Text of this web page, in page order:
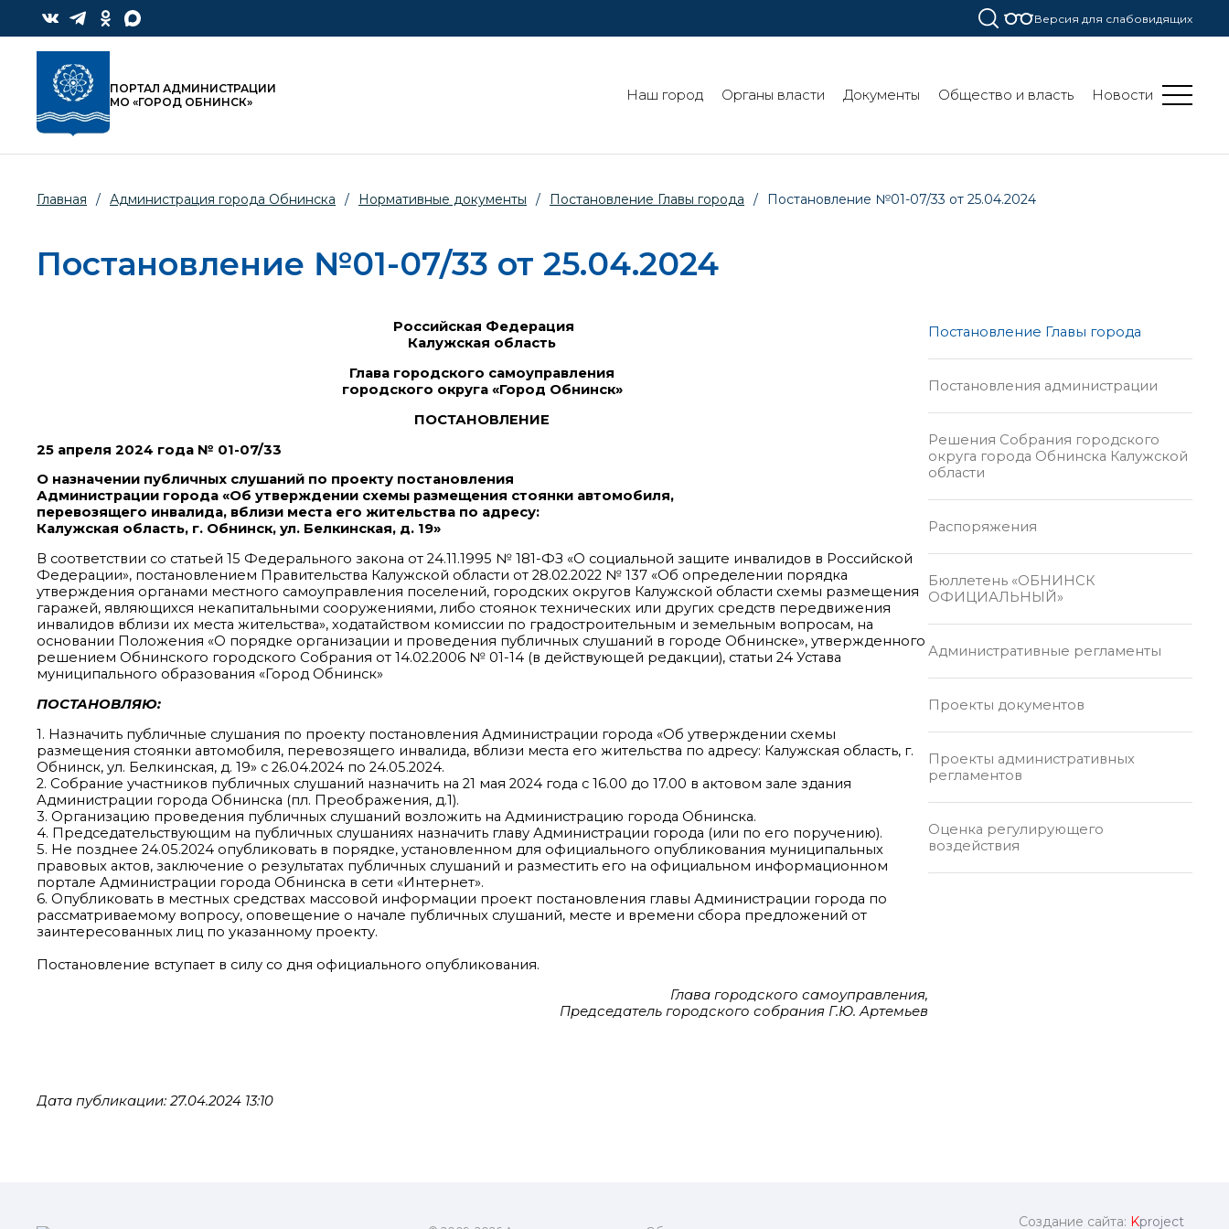
Версия для слабовидящих
ПОРТАЛ АДМИНИСТРАЦИИ
МО «ГОРОД ОБНИНСК»
Наш город Органы власти Документы Общество и власть Новости
Главная / Администрация города Обнинска / Нормативные документы / Постановление Главы города / Постановление №01-07/33 от 25.04.2024
Постановление №01-07/33 от 25.04.2024
Российская Федерация
Калужская область
Глава городского самоуправления
городского округа «Город Обнинск»
ПОСТАНОВЛЕНИЕ
25 апреля 2024 года № 01-07/33
О назначении публичных слушаний по проекту постановления
Администрации города «Об утверждении схемы размещения стоянки автомобиля,
перевозящего инвалида, вблизи места его жительства по адресу:
Калужская область, г. Обнинск, ул. Белкинская, д. 19»
В соответствии со статьей 15 Федерального закона от 24.11.1995 № 181-ФЗ «О социальной защите инвалидов в Российской
Федерации», постановлением Правительства Калужской области от 28.02.2022 № 137 «Об определении порядка
утверждения органами местного самоуправления поселений, городских округов Калужской области схемы размещения
гаражей, являющихся некапитальными сооружениями, либо стоянок технических или других средств передвижения
инвалидов вблизи их места жительства», ходатайством комиссии по градостроительным и земельным вопросам, на
основании Положения «О порядке организации и проведения публичных слушаний в городе Обнинске», утвержденного
решением Обнинского городского Собрания от 14.02.2006 № 01-14 (в действующей редакции), статьи 24 Устава
муниципального образования «Город Обнинск»
ПОСТАНОВЛЯЮ:
1. Назначить публичные слушания по проекту постановления Администрации города «Об утверждении схемы
размещения стоянки автомобиля, перевозящего инвалида, вблизи места его жительства по адресу: Калужская область, г.
Обнинск, ул. Белкинская, д. 19» с 26.04.2024 по 24.05.2024.
2. Собрание участников публичных слушаний назначить на 21 мая 2024 года с 16.00 до 17.00 в актовом зале здания
Администрации города Обнинска (пл. Преображения, д.1).
3. Организацию проведения публичных слушаний возложить на Администрацию города Обнинска.
4. Председательствующим на публичных слушаниях назначить главу Администрации города (или по его поручению).
5. Не позднее 24.05.2024 опубликовать в порядке, установленном для официального опубликования муниципальных
правовых актов, заключение о результатах публичных слушаний и разместить его на официальном информационном
портале Администрации города Обнинска в сети «Интернет».
6. Опубликовать в местных средствах массовой информации проект постановления главы Администрации города по
рассматриваемому вопросу, оповещение о начале публичных слушаний, месте и времени сбора предложений от
заинтересованных лиц по указанному проекту.
Постановление вступает в силу со дня официального опубликования.
Глава городского самоуправления,
Председатель городского собрания Г.Ю. Артемьев
Дата публикации: 27.04.2024 13:10
Постановление Главы города
Постановления администрации
Решения Собрания городского
округа города Обнинска Калужской
области
Распоряжения
Бюллетень «ОБНИНСК
ОФИЦИАЛЬНЫЙ»
Административные регламенты
Проекты документов
Проекты административных
регламентов
Оценка регулирующего
воздействия
Создание сайта: Kproject